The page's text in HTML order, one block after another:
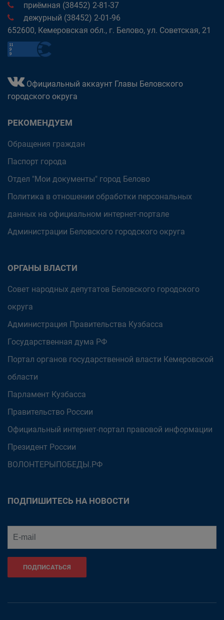
приёмная (38452) 2-81-37
дежурный (38452) 2-01-96
652600, Кемеровская обл., г. Белово, ул. Советская, 21
Официальный аккаунт Главы Беловского
городского округа
РЕКОМЕНДУЕМ
Обращения граждан
Паспорт города
Отдел "Мои документы" город Белово
Политика в отношении обработки персональных
данных на официальном интернет-портале
Администрации Беловского городского округа
ОРГАНЫ ВЛАСТИ
Совет народных депутатов Беловского городского
округа
Администрация Правительства Кузбасса
Государственная дума РФ
Портал органов государственной власти Кемеровской
области
Парламент Кузбасса
Правительство России
Официальный интернет-портал правовой информации
Президент России
ВОЛОНТЕРЫПОБЕДЫ.РФ
ПОДПИШИТЕСЬ НА НОВОСТИ
ПОДПИСАТЬСЯ